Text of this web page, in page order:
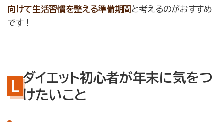
向けて生活習慣を整える準備期間 と考えるのがおすすめ
です！
ダイエット初心者が年末に気をつ
けたいこと